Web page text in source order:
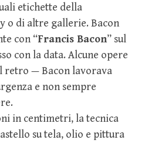
etichette della
o di altre gallerie. Bacon
con “Francis Bacon” sul
con la data. Alcune opere
retro — Bacon lavorava
e non sempre
in centimetri, la tecnica
su tela, olio e pittura